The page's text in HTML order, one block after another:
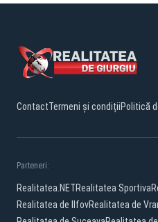
ContactTermeni și condițiiPolitică
Parteneri:
Realitatea.NETRealitatea Sportiva
Realitatea de IlfovRealitatea de